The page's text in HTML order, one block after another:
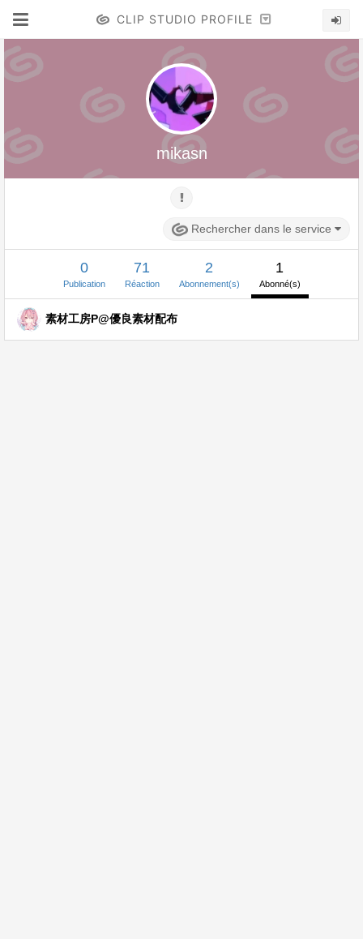
CLIP STUDIO PROFILE
mikasn
Rechercher dans le service
0
Publication
71
Réaction
2
Abonnement(s)
1
Abonné(s)
素材工房P@優良素材配布